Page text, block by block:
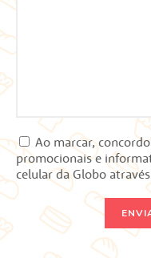
Ao marcar,
promocionais e
celular da Globo